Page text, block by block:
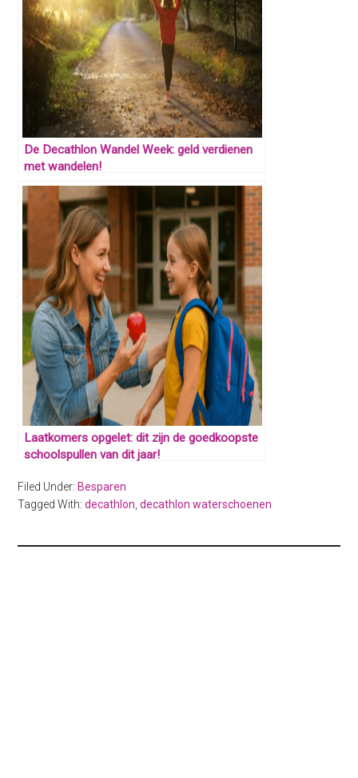
De Decathlon Wandel Week: geld verdienen
met wandelen!
Laatkomers opgelet: dit zijn de goedkoopste
schoolspullen van dit jaar!
Filed Under: Besparen
Tagged With:decathlon,decathlon waterschoenen